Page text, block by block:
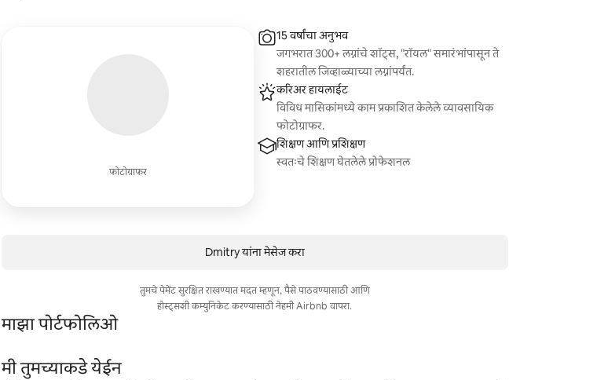
फोटोग्राफर
15 वर्षांचा अनुभव
जगभरात 300+ लग्नांचे शॉट्स, "रॉयल" समारंभांपासून ते
शहरातील जिव्हाळ्याच्या लग्नांपर्यंत.
करिअर हायलाईट
विविध मासिकांमध्ये काम प्रकाशित केलेले व्यावसायिक
फोटोग्राफर.
शिक्षण आणि प्रशिक्षण
स्वतःचे शिक्षण घेतलेले प्रोफेशनल
Dmitry यांना मेसेज करा
तुमचे पेमेंट सुरक्षित राखण्यात मदत म्हणून, पैसे पाठवण्यासाठी आणि
होस्ट्सशी कम्युनिकेट करण्यासाठी नेहमी Airbnb वापरा.
माझा पोर्टफोलिओ
मी तुमच्याकडे येईन